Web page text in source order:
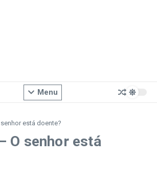
Menu
está doente?
O senhor está